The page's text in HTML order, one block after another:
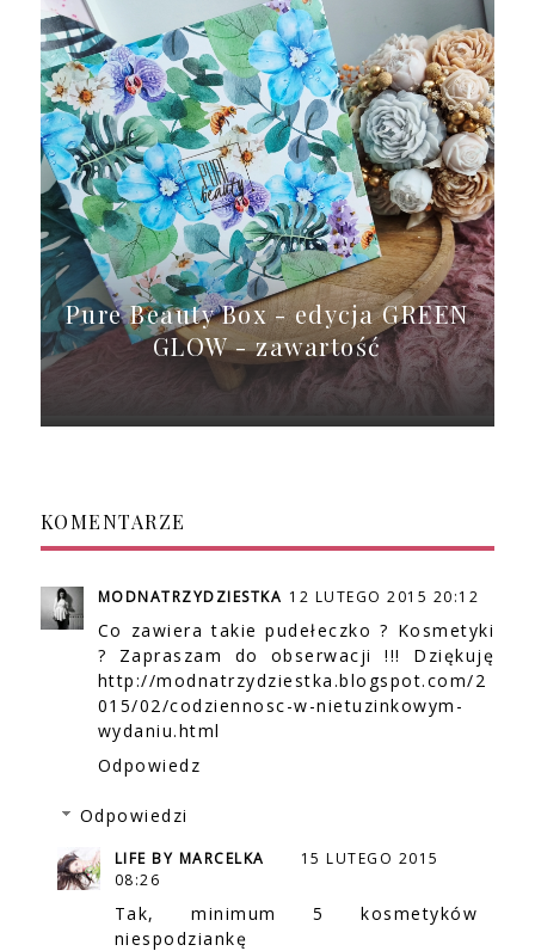
Pure Beauty Box - edycja GREEN
GLOW - zawartość
KOMENTARZE
MODNATRZYDZIESTKA 12 LUTEGO 2015 20:12
Co zawiera takie pudełeczko ? Kosmetyki
? Zapraszam do obserwacji !!! Dziękuję
http://modnatrzydziestka.blogspot.com/2
015/02/codziennosc-w-nietuzinkowym-
wydaniu.html
Odpowiedz
Odpowiedzi
LIFE BY MARCELKA
15 LUTEGO 2015
08:26
Tak, minimum 5 kosmetyków
niespodziankę